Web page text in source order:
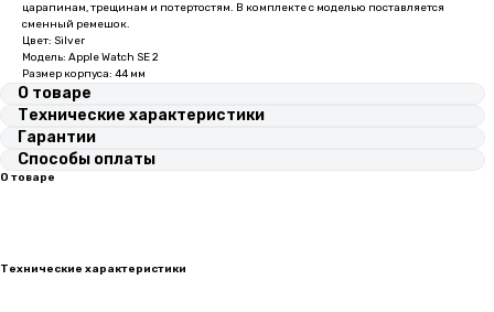
царапинам, трещинам и потертостям. В комплекте с моделью поставляется
сменный ремешок.
Цвет: Silver
Модель: Apple Watch SE 2
Размер корпуса: 44 мм
О товаре
Технические характеристики
Гарантии
Способы оплаты
О товаре
Технические характеристики